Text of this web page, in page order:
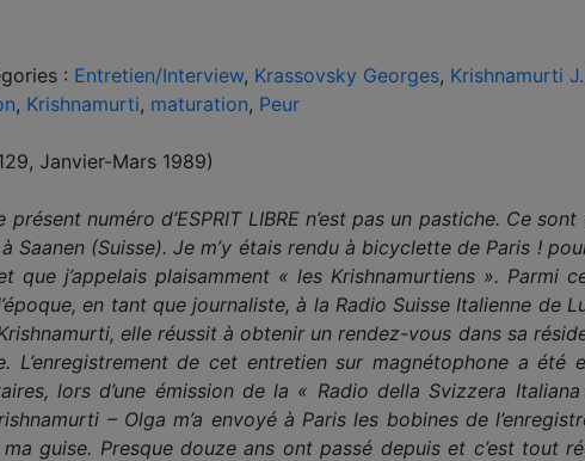
: Entretien/Interview, Krassovsky Georges, Krishnamurti J.
, Krishnamurti, maturation, Peur
Janvier-Mars 1989)
numéro d’ESPRIT LIBRE n’est pas un pastiche. Ce
Saanen (Suisse). Je m’y étais rendu à bicyclette de Paris !
que j’appelais plaisamment « les Krishnamurtiens ». Parmi
en tant que journaliste, à la Radio Suisse Italienne de
elle réussit à obtenir un rendez-vous dans sa
L’enregistrement de cet entretien sur magnétophone a
lors d’une émission de la « Radio della Svizzera
– Olga m’a envoyé à Paris les bobines de
guise. Presque douze ans ont passé depuis et c’est tout